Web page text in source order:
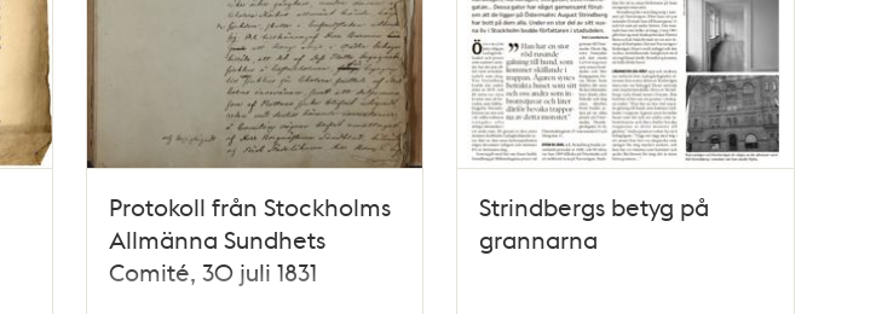
Protokoll från Stockholms
Allmänna Sundhets
Comité, 30 juli 1831
Strindbergs betyg på
grannarna